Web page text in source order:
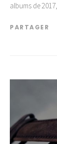
albums de
PARTAGER